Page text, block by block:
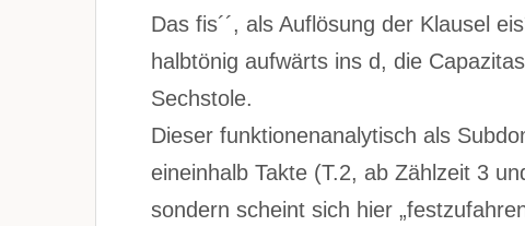
Das fis´´, als Auflösung der Klausel
halbtönig aufwärts ins d, die
Sechstole.
Dieser funktionenanalytisch als
eineinhalb Takte (T.2, ab Zählzeit 3
sondern scheint sich hier